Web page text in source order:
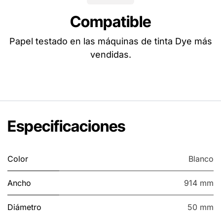
Compatible
Papel testado en las máquinas de tinta Dye más
vendidas.
Especificaciones
Color Blanco
Ancho 914 mm
Diámetro
50 mm